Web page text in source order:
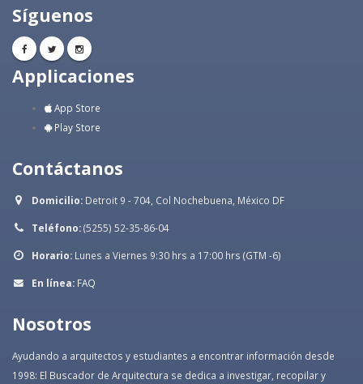
Síguenos
Applicaciones
App Store
Play Store
Contáctanos
Domicilio: Detroit 9 - 704, Col Nochebuena, México DF
Teléfono:(5255) 52-35-86-04
Horario: Lunes a Viernes 9:30 hrs a 17:00 hrs (GTM -6)
En línea: FAQ
Nosotros
Ayudando a arquitectos y estudiantes a encontrar información desde
1998: El Buscador de Arquitectura se dedica a investigar, recopilar y